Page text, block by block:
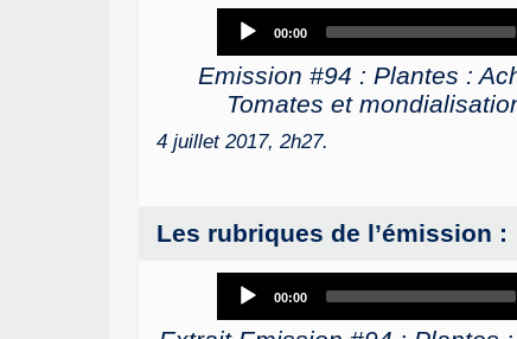
Audio
00:00
Emission #94 : Plantes :
Tomates et
4 juillet 2017, 2h27.
Les rubriques de l’émission :
Audio
00:00